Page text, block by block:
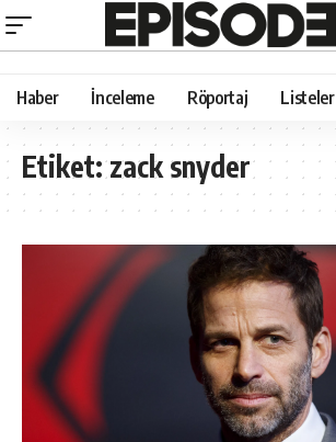
Haber İnceleme Röportaj Listeler
Etiket:zack snyder